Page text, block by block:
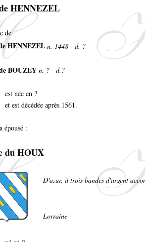
HENNEZEL
de
HENNEZEL n. 1448 - d. ?
BOUZEY n. ? - d.?
est née en ?
et est décédée après 1561.
épousé :
du HOUX
D'azur, à trois bandes d'argent
Lorraine